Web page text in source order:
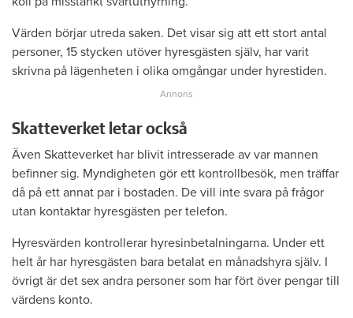
Värden börjar utreda saken. Det visar sig att ett stort antal
personer, 15 stycken utöver hyresgästen själv, har varit
skrivna på lägenheten i olika omgångar under hyrestiden.
Skatteverket letar också
Även Skatteverket har blivit intresserade av var mannen
befinner sig. Myndigheten gör ett kontrollbesök, men träffar
då på ett annat par i bostaden. De vill inte svara på frågor
utan kontaktar hyresgästen per telefon.
Hyresvärden kontrollerar hyresinbetalningarna. Under ett
helt år har hyresgästen bara betalat en månadshyra själv. I
övrigt är det sex andra personer som har fört över pengar till
värdens konto.